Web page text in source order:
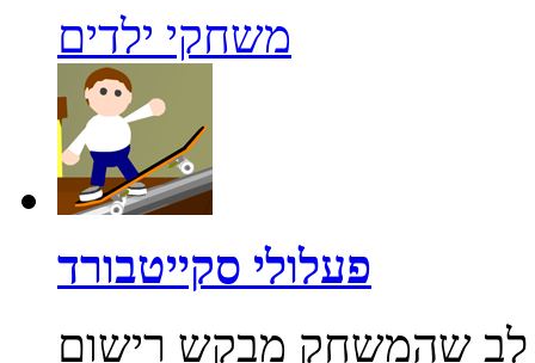
משחקי ילדים
פעלולי סקייטבורד